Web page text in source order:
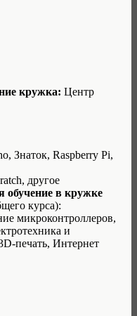
кружка: Центр
Знаток, Raspberry Pi,
другое
обучение в кружке
курса):
микроконтроллеров,
и
печать, Интернет